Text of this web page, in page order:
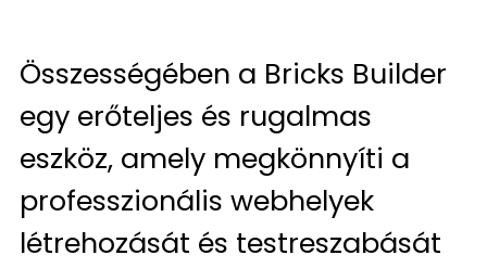
Összességében a Bricks Builder
egy erőteljes és rugalmas
eszköz, amely megkönnyíti a
professzionális webhelyek
létrehozását és testreszabását